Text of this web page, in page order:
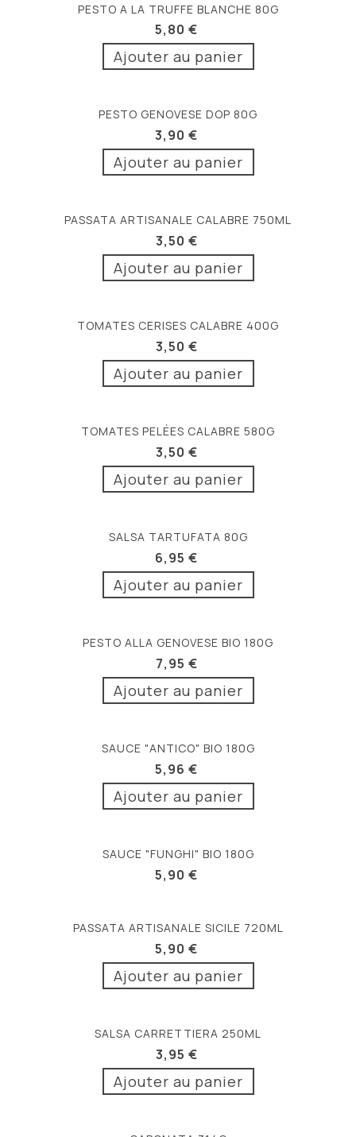
PESTO A LA TRUFFE BLANCHE 80G
5,80 €
Ajouter au panier
PESTO GENOVESE DOP 80G
3,90 €
Ajouter au panier
PASSATA ARTISANALE CALABRE 750ML
3,50 €
Ajouter au panier
TOMATES CERISES CALABRE 400G
3,50 €
Ajouter au panier
TOMATES PELÉES CALABRE 580G
3,50 €
Ajouter au panier
SALSA TARTUFATA 80G
6,95 €
Ajouter au panier
PESTO ALLA GENOVESE BIO 180G
7,95 €
Ajouter au panier
SAUCE "ANTICO" BIO 180G
5,96 €
Ajouter au panier
SAUCE "FUNGHI" BIO 180G
5,90 €
PASSATA ARTISANALE SICILE 720ML
5,90 €
Ajouter au panier
SALSA CARRETTIERA 250ML
3,95 €
Ajouter au panier